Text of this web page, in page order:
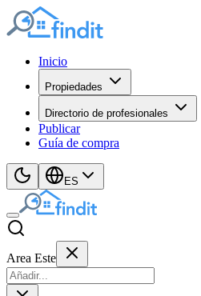
Inicio
Propiedades
Directorio de profesionales
Publicar
Guía de compra
ES
Area Este